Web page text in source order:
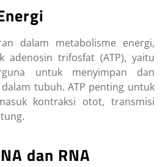
dalam metabolisme energi,
adenosin trifosfat (ATP), yaitu
untuk menyimpan dan
tubuh. ATP penting untuk
kontraksi otot, transmisi
dan RNA